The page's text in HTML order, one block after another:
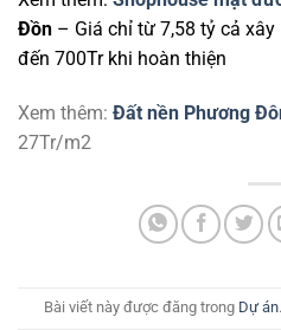
Đồn – Giá chỉ từ 7,58 tỷ cả
đến 700Tr khi hoàn thiện
Xem thêm: Đất nền Phương
27Tr/m2
Bài viết này được đăng trong Dự án